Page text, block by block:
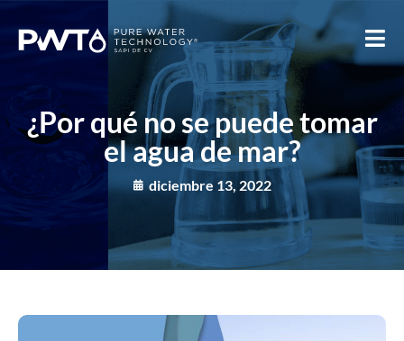
¿Por qué no se puede tomar
el agua de mar?
diciembre 13, 2022